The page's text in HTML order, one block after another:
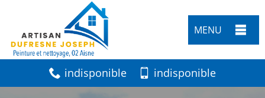
MENU
indisponible indisponible